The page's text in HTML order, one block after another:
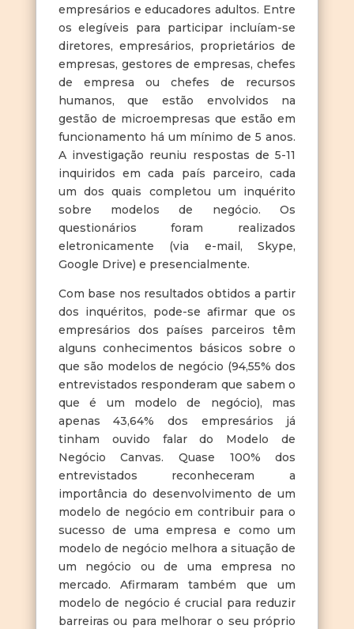
empresários e educadores adultos. Entre
os elegíveis para participar incluíam-se
diretores, empresários, proprietários de
empresas, gestores de empresas, chefes
de empresa ou chefes de recursos
humanos, que estão envolvidos na
gestão de microempresas que estão em
funcionamento há um mínimo de 5 anos.
A investigação reuniu respostas de 5-11
inquiridos em cada país parceiro, cada
um dos quais completou um inquérito
sobre modelos de negócio. Os
questionários foram realizados
eletronicamente (via e-mail, Skype,
Google Drive) e presencialmente.
Com base nos resultados obtidos a partir
dos inquéritos, pode-se afirmar que os
empresários dos países parceiros têm
alguns conhecimentos básicos sobre o
que são modelos de negócio (94,55% dos
entrevistados responderam que sabem o
que é um modelo de negócio), mas
apenas 43,64% dos empresários já
tinham ouvido falar do Modelo de
Negócio Canvas. Quase 100% dos
entrevistados reconheceram a
importância do desenvolvimento de um
modelo de negócio em contribuir para o
sucesso de uma empresa e como um
modelo de negócio melhora a situação de
um negócio ou de uma empresa no
mercado. Afirmaram também que um
modelo de negócio é crucial para reduzir
barreiras ou para melhorar o seu próprio